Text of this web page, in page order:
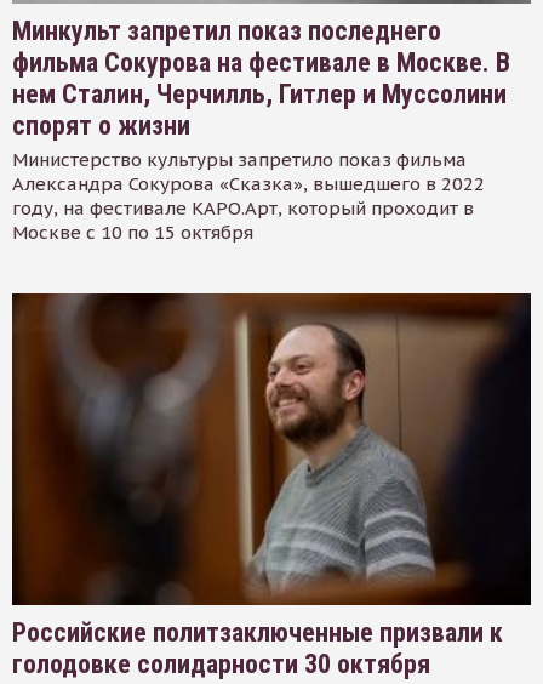
Минкульт запретил показ последнего
фильма Сокурова на фестивале в Москве. В
нем Сталин, Черчилль, Гитлер и Муссолини
спорят о жизни
Министерство культуры запретило показ фильма
Александра Сокурова «Сказка», вышедшего в 2022
году, на фестивале КАРО.Арт, который проходит в
Москве с 10 по 15 октября
Российские политзаключенные призвали к
голодовке солидарности 30 октября